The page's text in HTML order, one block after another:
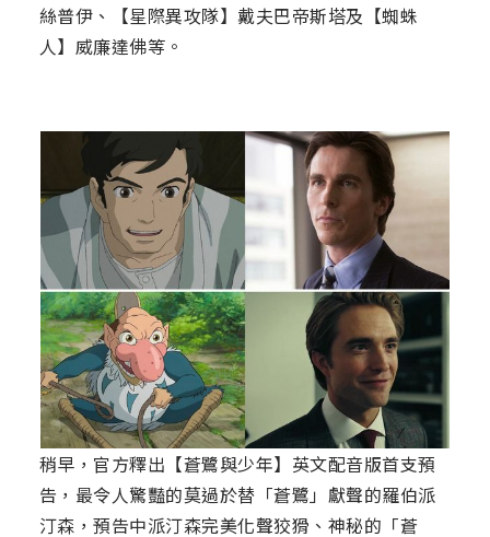
絲普伊、【星際異攻隊】戴夫巴帝斯塔及【蜘蛛
人】威廉達佛等。
稍早，官方釋出【蒼鷺與少年】英文配音版首支預
告，最令人驚豔的莫過於替「蒼鷺」獻聲的羅伯派
汀森，預告中派汀森完美化聲狡猾、神秘的「蒼